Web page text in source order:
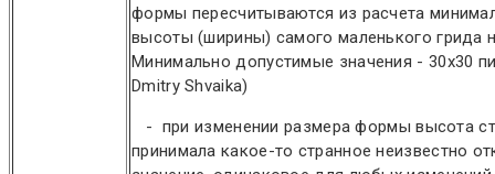
формы пересчитываются из расчета
высоты (ширины) самого маленького грида
Минимально допустимые значения - 30х30
Dmitry Shvaika)
- при изменении размера формы высота
принимала какое-то странное неизвестно